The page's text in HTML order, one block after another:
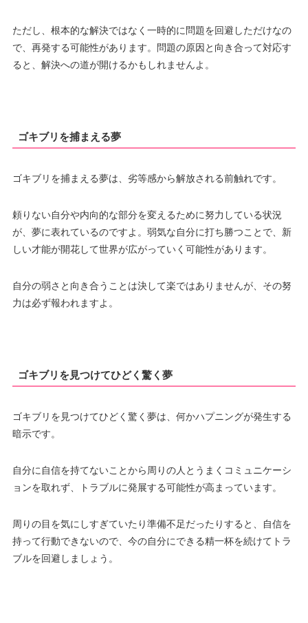
ただし、根本的な解決ではなく一時的に問題を回避しただけなの
で、再発する可能性があります。問題の原因と向き合って対応す
ると、解決への道が開けるかもしれませんよ。
ゴキブリを捕まえる夢
ゴキブリを捕まえる夢は、劣等感から解放される前触れです。
頼りない自分や内向的な部分を変えるために努力している状況
が、夢に表れているのですよ。弱気な自分に打ち勝つことで、新
しい才能が開花して世界が広がっていく可能性があります。
自分の弱さと向き合うことは決して楽ではありませんが、その努
力は必ず報われますよ。
ゴキブリを見つけてひどく驚く夢
ゴキブリを見つけてひどく驚く夢は、何かハプニングが発生する
暗示です。
自分に自信を持てないことから周りの人とうまくコミュニケーシ
ョンを取れず、トラブルに発展する可能性が高まっています。
周りの目を気にしすぎていたり準備不足だったりすると、自信を
持って行動できないので、今の自分にできる精一杯を続けてトラ
ブルを回避しましょう。